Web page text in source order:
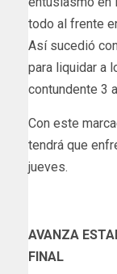
todo al frente
Así sucedió
para liquidar a
contundente 3
Con este
tendrá que
jueves.
AVANZA
FINAL